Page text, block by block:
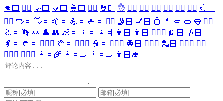
👊🏻 ✊🏻 🤛🏻 🤜🏻 🤞🏻 ✌🏻 🤘🏻 👌 👈🏻 👉🏻 👆🏻 👇🏻 ☝🏻 ✋🏻 🤚🏻
🖐🏻 🖖🏻 👋🏻 🤙🏻 💪🏻 🖕🏻 ✍🏻 🤳🏻 💅🏻 💍 💄 💋 👄 👅 👂🏻
👃🏻 👣 👀 👤 👥 👶🏻 👦🏻 👧🏻 👨🏻 👩🏻 👱🏻‍♀️ 👱🏻
👴🏻
👵🏻 👲🏻 👳🏻‍♀️ 👳🏻 👮🏻‍♀️ 👮🏻 👷🏻‍♀️ 👷🏻 💂🏻‍♀️ 💂🏻 🕵🏻‍♀️ 🕵🏻
👩🏻‍⚕️ 👨🏻‍⚕️ 👩🏻‍🌾 👩🏻‍🍳 👨🏻‍🍳 👩🏻‍🎓